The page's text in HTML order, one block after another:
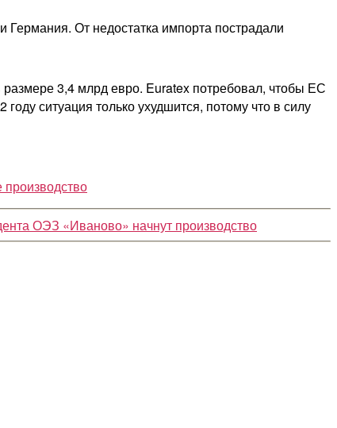
От недостатка импорта пострадали
3,4 млрд евро. Euratex потребовал, чтобы ЕС
ситуация только ухудшится, потому что в силу
производство
ОЭЗ «Иваново» начнут производство